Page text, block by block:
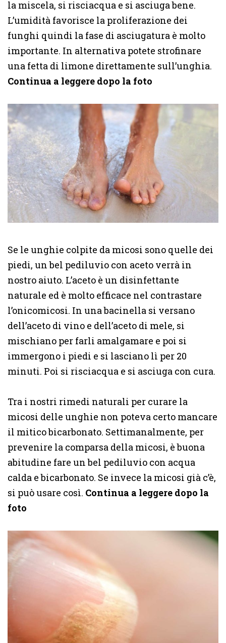
la miscela, si risciacqua e si asciuga bene.
L’umidità favorisce la proliferazione dei
funghi quindi la fase di asciugatura è molto
importante. In alternativa potete strofinare
una fetta di limone direttamente sull’unghia.
Continua a leggere dopo la foto
Se le unghie colpite da micosi sono quelle dei
piedi, un bel pediluvio con aceto verrà in
nostro aiuto. L’aceto è un disinfettante
naturale ed è molto efficace nel contrastare
l’onicomicosi. In una bacinella si versano
dell’aceto di vino e dell’aceto di mele, si
mischiano per farli amalgamare e poi si
immergono i piedi e si lasciano lì per 20
minuti. Poi si risciacqua e si asciuga con cura.
Tra i nostri rimedi naturali per curare la
micosi delle unghie non poteva certo mancare
il mitico bicarbonato. Settimanalmente, per
prevenire la comparsa della micosi, è buona
abitudine fare un bel pediluvio con acqua
calda e bicarbonato. Se invece la micosi già c’è,
si può usare così. Continua a leggere dopo la
foto